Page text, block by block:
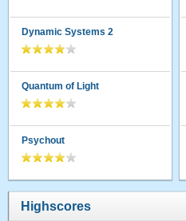
Dynamic Systems 2
Quantum of Light
Psychout
Highscores